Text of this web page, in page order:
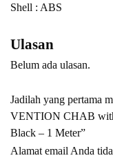
Shell : ABS
Ulasan
Belum ada ulasan.
Jadilah yang pertama
VENTION CHAB
Black – 1 Meter”
Alamat email Anda